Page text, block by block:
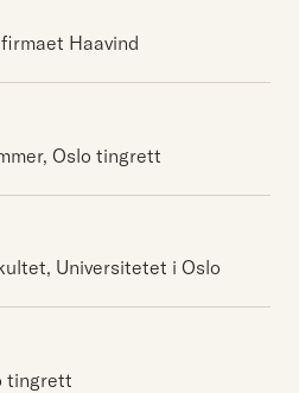
Haavind
Oslo tingrett
Universitetet i Oslo
tingrett